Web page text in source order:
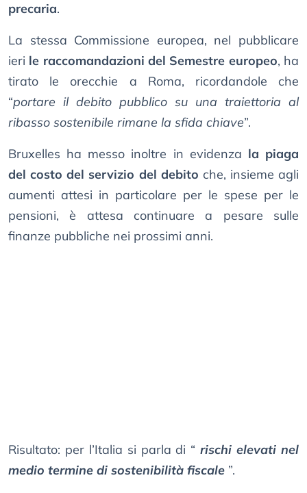
precaria.
La stessa Commissione europea, nel pubblicare
ieri le raccomandazioni del Semestre europeo, ha
tirato le orecchie a Roma, ricordandole che
“portare il debito pubblico su una traiettoria al
ribasso sostenibile rimane la sfida chiave”.
Bruxelles ha messo inoltre in evidenza la piaga
del costo del servizio del debito che, insieme agli
aumenti attesi in particolare per le spese per le
pensioni, è attesa continuare a pesare sulle
finanze pubbliche nei prossimi anni.
Risultato: per l’Italia si parla di “ rischi elevati nel
medio termine di sostenibilità fiscale ”.